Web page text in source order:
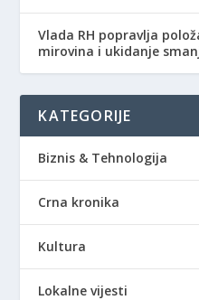
Vlada RH popravlja
mirovina i ukidanje
KATEGORIJE
Biznis & Tehnologija
Crna kronika
Kultura
Lokalne vijesti